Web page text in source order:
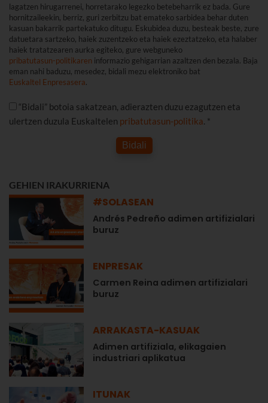
lagatzen hirugarrenei, horretarako legezko betebeharrik ez bada. Gure
hornitzaileekin, berriz, guri zerbitzu bat emateko sarbidea behar duten
kasuan bakarrik partekatuko ditugu. Eskubidea duzu, besteak beste, zure
datuetara sartzeko, haiek zuzentzeko eta haiek ezeztatzeko, eta halaber
haiek tratatzearen aurka egiteko, gure webguneko
pribatutasun-politikaren informazio gehigarrian azaltzen den bezala. Baja
eman nahi baduzu, mesedez, bidali mezu elektroniko bat
Euskaltel Enpresasera.
“Bidali” botoia sakatzean, adierazten duzu ezagutzen eta
ulertzen duzula Euskaltelen pribatutasun-politika. *
Bidali
GEHIEN IRAKURRIENA
#SOLASEAN
Andrés Pedreño adimen artifizialari
buruz
ENPRESAK
Carmen Reina adimen artifizialari
buruz
ARRAKASTA-KASUAK
Adimen artifiziala, elikagaien
industriari aplikatua
ITUNAK